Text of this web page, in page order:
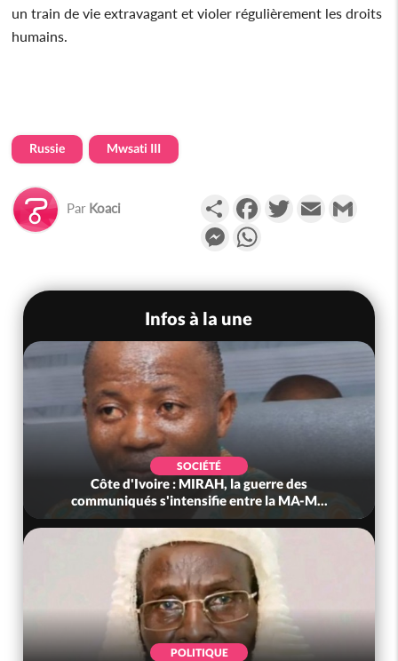
un train de vie extravagant et violer régulièrement les droits
humains.
Russie Mwsati III
Par Koaci PartagerFacebookTwitterEmail
Messenger
Infos à la une
SOCIÉTÉ
Côte d'Ivoire : MIRAH, la guerre des
communiqués s'intensifie entre la MA-M...
POLITIQUE